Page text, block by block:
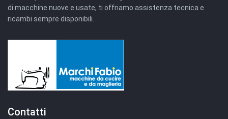
di macchine nuove e usate, ti offriamo assistenza tecnica e
ricambi sempre disponibili.
Contatti